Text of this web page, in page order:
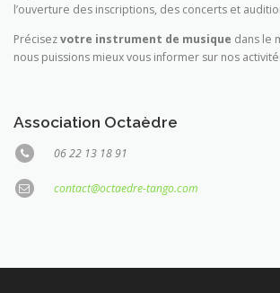
l’ouverture des inscriptions, des concerts et
Précisezvotre instrument de musique dans le
nous puissions mieux vous informer sur nos
Association Octaèdre
06 22 13 18 91
contact@octaedre-tango.com